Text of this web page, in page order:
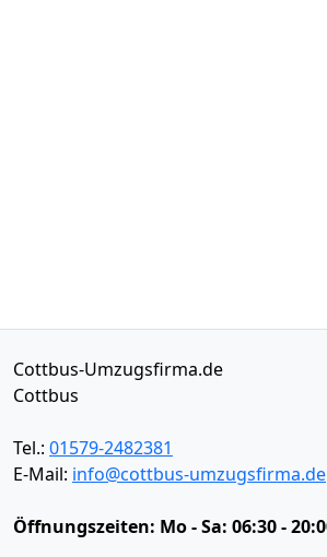
Cottbus-Umzugsfirma.de
Cottbus
Tel.: 01579-2482381
E-Mail: info@cottbus-umzugsfirma.de
Öffnungszeiten: Mo - Sa: 06:30 -